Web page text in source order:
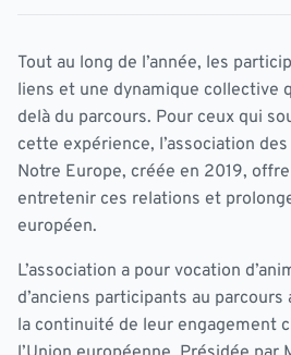
Tout au long de l’année, les
liens et une dynamique collective
delà du parcours. Pour ceux qui
cette expérience, l’association
Notre Europe, créée en 2019,
entretenir ces relations et
européen.
L’association a pour vocation
d’anciens participants au
la continuité de leur engagement